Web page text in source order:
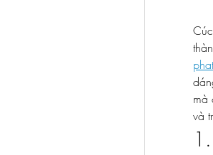
mà
và